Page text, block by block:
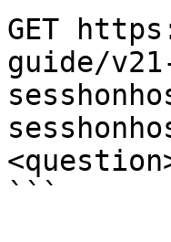
GET
guide/
```